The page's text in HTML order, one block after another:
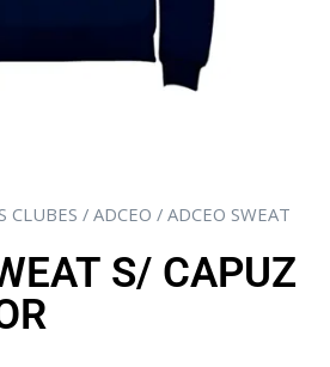
CLUBES / ADCEO / ADCEO SWEAT
S/ CAPUZ